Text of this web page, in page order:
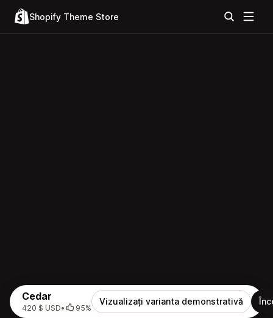
Shopify Theme Store
Cedar
420 $ USD• 95%
Vizualizați varianta demonstrativă